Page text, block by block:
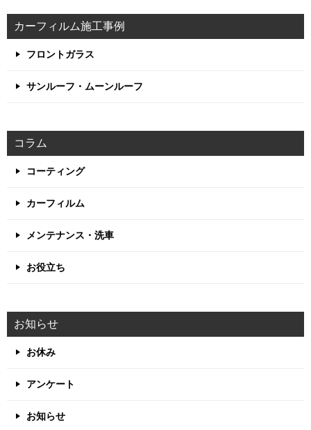
カーフィルム施工事例
フロントガラス
サンルーフ・ムーンルーフ
コラム
コーティング
カーフィルム
メンテナンス・洗車
お役立ち
お知らせ
お休み
アンケート
お知らせ